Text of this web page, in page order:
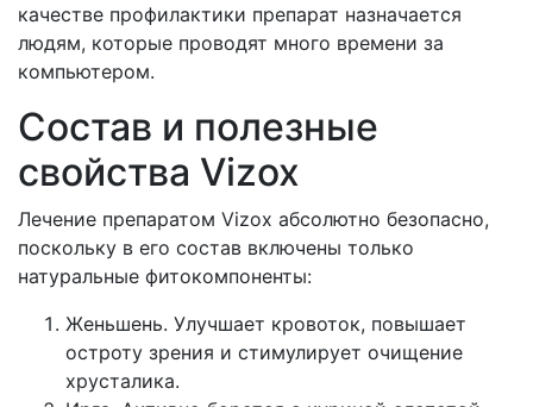
качестве профилактики препарат назначается
людям, которые проводят много времени за
компьютером.
Состав и полезные
свойства Vizox
Лечение препаратом Vizox абсолютно безопасно,
поскольку в его состав включены только
натуральные фитокомпоненты:
Женьшень. Улучшает кровоток, повышает
остроту зрения и стимулирует очищение
хрусталика.